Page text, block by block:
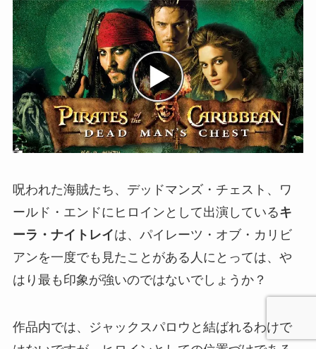
呪われた海賊たち、デッドマンズ・チェスト、ワ
ールド・エンドにヒロインとして出演しているキ
ーラ・ナイトレイは、パイレーツ・オブ・カリビ
アンを一度でも見たことがある人にとっては、や
はり最も印象が強いのではないでしょうか？
作品内では、ジャックスパロウと結ばれるわけで